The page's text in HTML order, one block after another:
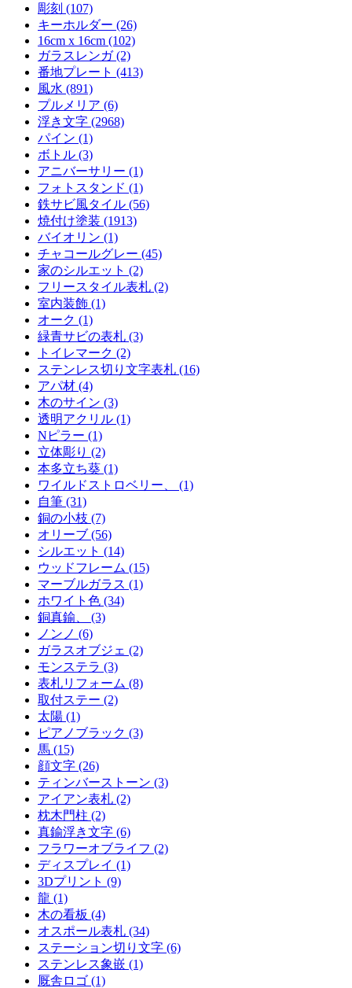
彫刻 (107)
キーホルダー (26)
16cm x 16cm (102)
ガラスレンガ (2)
番地プレート (413)
風水 (891)
プルメリア (6)
浮き文字 (2968)
パイン (1)
ボトル (3)
アニバーサリー (1)
フォトスタンド (1)
鉄サビ風タイル (56)
焼付け塗装 (1913)
バイオリン (1)
チャコールグレー (45)
家のシルエット (2)
フリースタイル表札 (2)
室内装飾 (1)
オーク (1)
緑青サビの表札 (3)
トイレマーク (2)
ステンレス切り文字表札 (16)
アパ材 (4)
木のサイン (3)
透明アクリル (1)
Nピラー (1)
立体彫り (2)
本多立ち葵 (1)
ワイルドストロベリー、 (1)
自筆 (31)
銅の小枝 (7)
オリーブ (56)
シルエット (14)
ウッドフレーム (15)
マーブルガラス (1)
ホワイト色 (34)
銅真鍮、 (3)
ノンノ (6)
ガラスオブジェ (2)
モンステラ (3)
表札リフォーム (8)
取付ステー (2)
太陽 (1)
ピアノブラック (3)
馬 (15)
顔文字 (26)
ティンバーストーン (3)
アイアン表札 (2)
枕木門柱 (2)
真鍮浮き文字 (6)
フラワーオブライフ (2)
ディスプレイ (1)
3Dプリント (9)
龍 (1)
木の看板 (4)
オスポール表札 (34)
ステーション切り文字 (6)
ステンレス象嵌 (1)
厩舎ロゴ (1)